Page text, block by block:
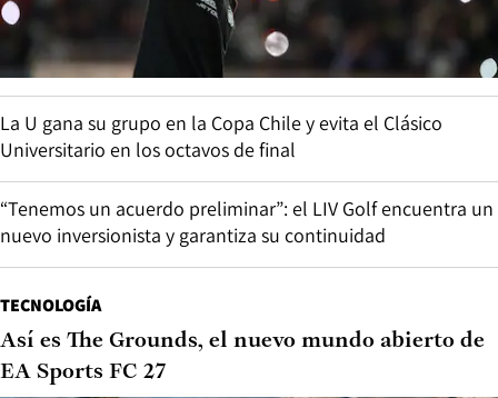
La U gana su grupo en la Copa Chile y evita el Clásico
Universitario en los octavos de final
“Tenemos un acuerdo preliminar”: el LIV Golf encuentra un
nuevo inversionista y garantiza su continuidad
TECNOLOGÍA
Así es The Grounds, el nuevo mundo abierto de
EA Sports FC 27